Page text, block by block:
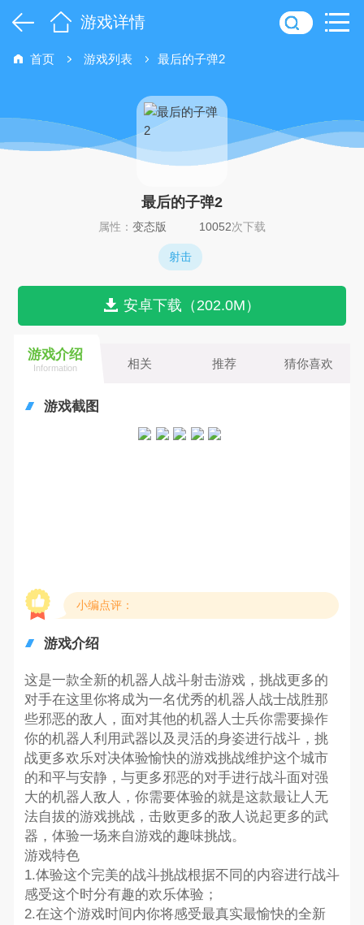
游戏详情
首页 游戏列表 最后的子弹2
最后的子弹2
属性： 变态版 10052次下载
射击
安卓下载（202.0M）
游戏介绍
Information 相关 推荐 猜你喜欢
游戏截图
小编点评：
游戏介绍
这是一款全新的机器人战斗射击游戏，挑战更多的
对手在这里你将成为一名优秀的机器人战士战胜那
些邪恶的敌人，面对其他的机器人士兵你需要操作
你的机器人利用武器以及灵活的身姿进行战斗，挑
战更多欢乐对决体验愉快的游戏挑战维护这个城市
的和平与安静，与更多邪恶的对手进行战斗面对强
大的机器人敌人，你需要体验的就是这款最让人无
法自拔的游戏挑战，击败更多的敌人说起更多的武
器，体验一场来自游戏的趣味挑战。
游戏特色
1.体验这个完美的战斗挑战根据不同的内容进行战斗
感受这个时分有趣的欢乐体验；
2.在这个游戏时间内你将感受最真实最愉快的全新